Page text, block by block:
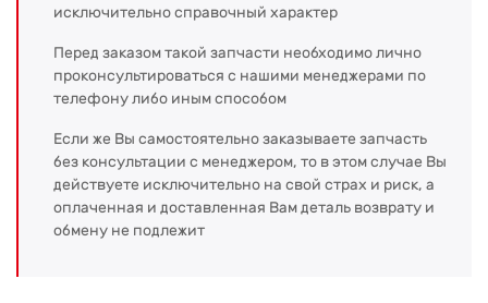
исключительно справочный характер
Перед заказом такой запчасти необходимо лично
проконсультироваться с нашими менеджерами по
телефону либо иным способом
Если же Вы самостоятельно заказываете запчасть
без консультации с менеджером, то в этом случае Вы
действуете исключительно на свой страх и риск, а
оплаченная и доставленная Вам деталь возврату и
обмену не подлежит